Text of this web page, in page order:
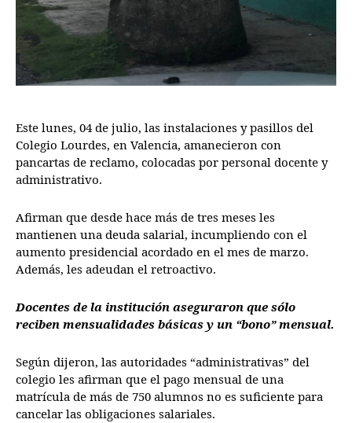
Este lunes, 04 de julio, las instalaciones y pasillos del
Colegio Lourdes, en Valencia, amanecieron con
pancartas de reclamo, colocadas por personal docente y
administrativo.
Afirman que desde hace más de tres meses les
mantienen una deuda salarial, incumpliendo con el
aumento presidencial acordado en el mes de marzo.
Además, les adeudan el retroactivo.
Docentes de la institución aseguraron que sólo
reciben mensualidades básicas y un “bono” mensual.
Según dijeron, las autoridades “administrativas” del
colegio les afirman que el pago mensual de una
matrícula de más de 750 alumnos no es suficiente para
cancelar las obligaciones salariales.